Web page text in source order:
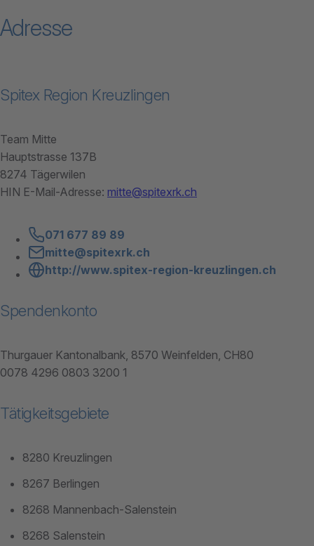
Adresse
Spitex Region Kreuzlingen
Team Mitte
Hauptstrasse 137B
8274 Tägerwilen
HIN E-Mail-Adresse: mitte@spitexrk.ch
071 677 89 89
mitte@spitexrk.ch
http://www.spitex-region-kreuzlingen.ch
Spendenkonto
Thurgauer Kantonalbank, 8570 Weinfelden, CH80
0078 4296 0803 3200 1
Tätigkeitsgebiete
8280 Kreuzlingen
8267 Berlingen
8268 Mannenbach-Salenstein
8268 Salenstein